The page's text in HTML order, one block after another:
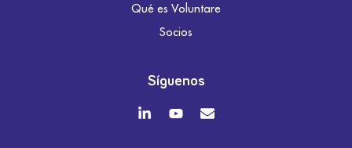
Qué es Voluntare
Socios
Síguenos